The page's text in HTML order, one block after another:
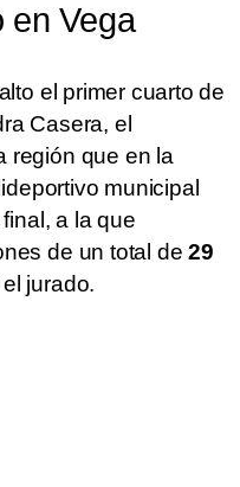
en Vega
el primer cuarto de
Casera, el
región que en la
municipal
a la que
de un total de29
jurado.